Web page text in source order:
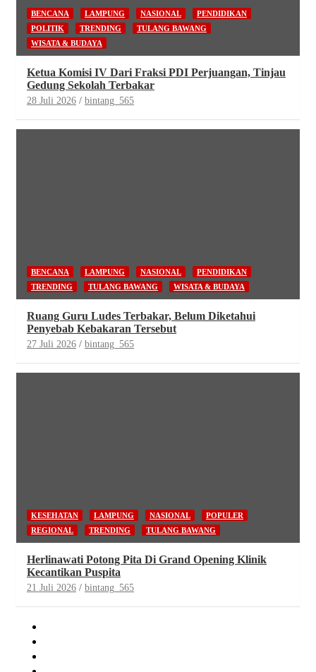
BENCANA LAMPUNG NASIONAL
PENDIDIKAN
POLITIK
TRENDING
TULANG BAWANG
WISATA & BUDAYA
Ketua Komisi IV Dari Fraksi PDI Perjuangan, Tinjau
Gedung Sekolah Terbakar
28 Juli 2026 bintang_565
BENCANA LAMPUNG NASIONAL
PENDIDIKAN
TRENDING
TULANG BAWANG WISATA & BUDAYA
Ruang Guru Ludes Terbakar, Belum Diketahui
Penyebab Kebakaran Tersebut
27 Juli 2026 bintang_565
KESEHATAN LAMPUNG NASIONAL
POPULER
REGIONAL
TRENDING TULANG BAWANG
Herlinawati Potong Pita Di Grand Opening Klinik
Kecantikan Puspita
21 Juli 2026 bintang_565